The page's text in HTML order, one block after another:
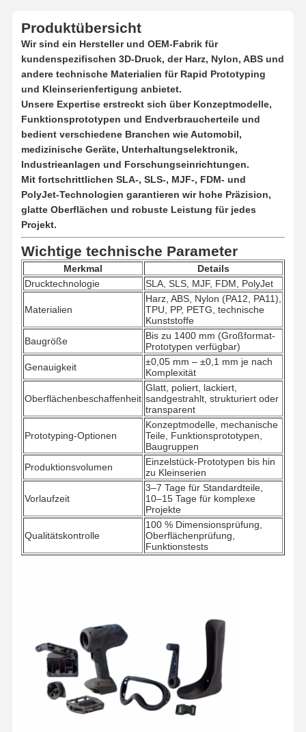
Zu Hause Produkte Videos Über Uns
Produktübersicht
Wir sind ein Hersteller und OEM-Fabrik für
kundenspezifischen 3D-Druck, der Harz, Nylon, ABS und
andere technische Materialien für Rapid Prototyping
und Kleinserienfertigung anbietet.
Unsere Expertise erstreckt sich über Konzeptmodelle,
Funktionsprototypen und Endverbraucherteile und
bedient verschiedene Branchen wieAutomobil,
medizinische Geräte, Unterhaltungselektronik,
Industrieanlagen und Forschungseinrichtungen.
Mit fortschrittlichen SLA-, SLS-, MJF-, FDM- und
PolyJet-Technologien garantieren wir hohe Präzision,
glatte Oberflächen und robuste Leistung für jedes
Projekt.
Wichtige technische Parameter
Merkmal
Details
Drucktechnologie
SLA, SLS, MJF, FDM, PolyJet
Materialien
Harz, ABS, Nylon (PA12, PA11),
TPU, PP, PETG, technische
Kunststoffe
Baugröße
Bis zu 1400 mm (Großformat-
Prototypen verfügbar)
Genauigkeit
±0,05 mm – ±0,1 mm je nach
Komplexität
Oberflächenbeschaffenheit
Glatt, poliert, lackiert,
sandgestrahlt, strukturiert oder
transparent
Prototyping-Optionen
Konzeptmodelle, mechanische
Teile, Funktionsprototypen,
Baugruppen
Produktionsvolumen
Einzelstück-Prototypen bis hin
zu Kleinserien
Vorlaufzeit
3–7 Tage für Standardteile,
10–15 Tage für komplexe
Projekte
Qualitätskontrolle
100 % Dimensionsprüfung,
Oberflächenprüfung,
Funktionstests